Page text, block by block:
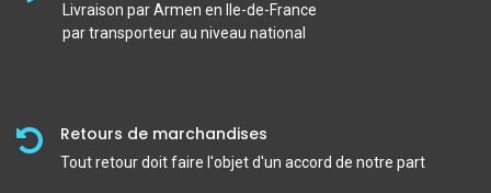
Livraison par Armen en Ile-de-France
par transporteur au niveau national
Retours de marchandises
Tout retour doit faire l'objet d'un accord de notre part